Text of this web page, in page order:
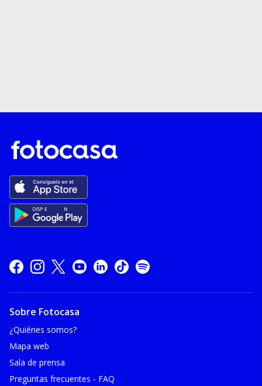
Sobre Fotocasa
¿Quiénes somos?
Mapa web
Sala de prensa
Preguntas frecuentes - FAQ